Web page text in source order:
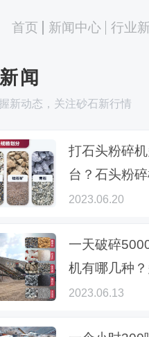
首页 新闻中心 行业
闻
新动态，关注砂石新行情
打石头粉碎
台？石头粉
2023.06.20
一天破碎
机有哪几种
2023.06.13